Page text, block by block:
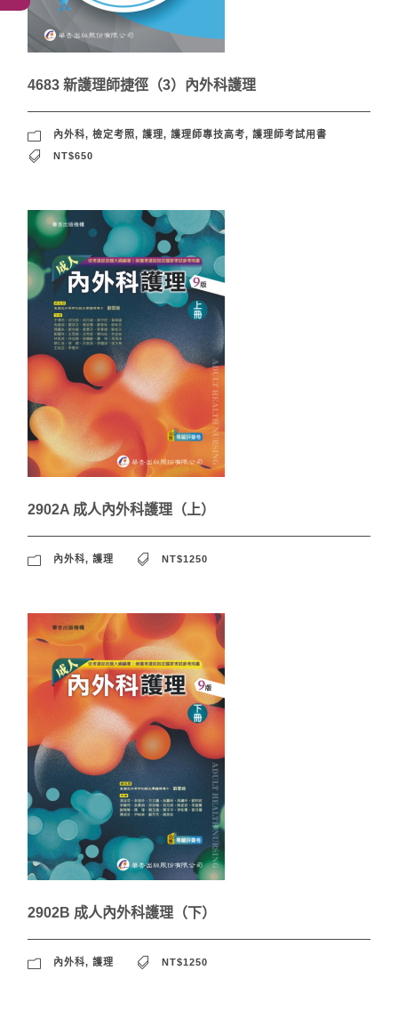
4683 新護理師捷徑（3）內外科護理
內外科, 檢定考照, 護理, 護理師專技高考, 護理師考試用書
NT$650
2902A 成人內外科護理（上）
內外科, 護理 NT$1250
2902B 成人內外科護理（下）
內外科, 護理 NT$1250